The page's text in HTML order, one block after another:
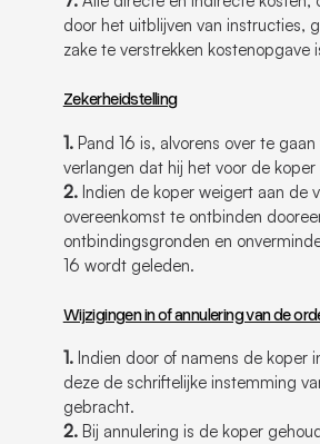
door het uitblijven van instructies,
zake te verstrekken kostenopgave
Zekerheidstelling
1.Pand 16 is, alvorens over te
verlangen dat hij het voor de
2.Indien de koper weigert aan de
overeenkomst te ontbinden
ontbindingsgronden en
16 wordt geleden.
Wijzigingen in of annulering van de
1.Indien door of namens de koper
deze de schriftelijke instemming
gebracht.
2.Bij annulering is de koper